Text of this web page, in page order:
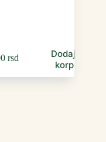
rsd
Dodaj u
korpu